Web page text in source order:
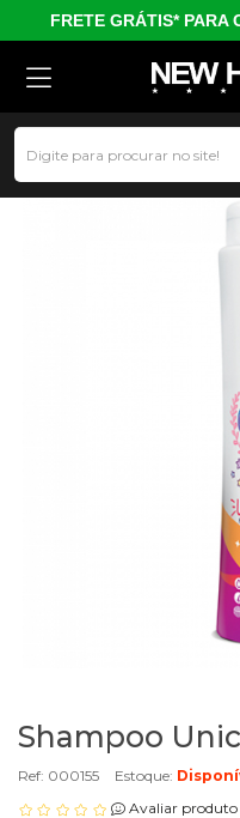
FRETE GRÁTIS* PARA
Shampoo
Ref: 000155 Estoque:
Avaliar produto